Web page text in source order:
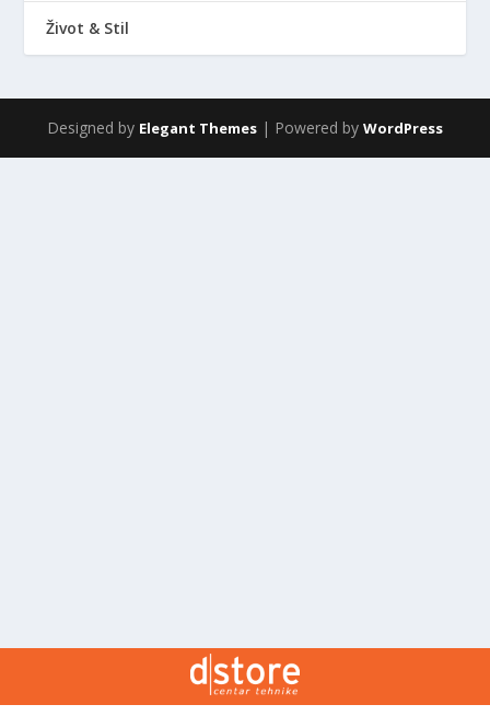
Život & Stil
Designed by Elegant Themes | Powered by WordPress